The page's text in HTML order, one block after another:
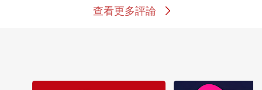
查看更多評論